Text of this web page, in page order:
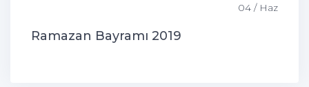
04 / Haz
Ramazan Bayramı 2019